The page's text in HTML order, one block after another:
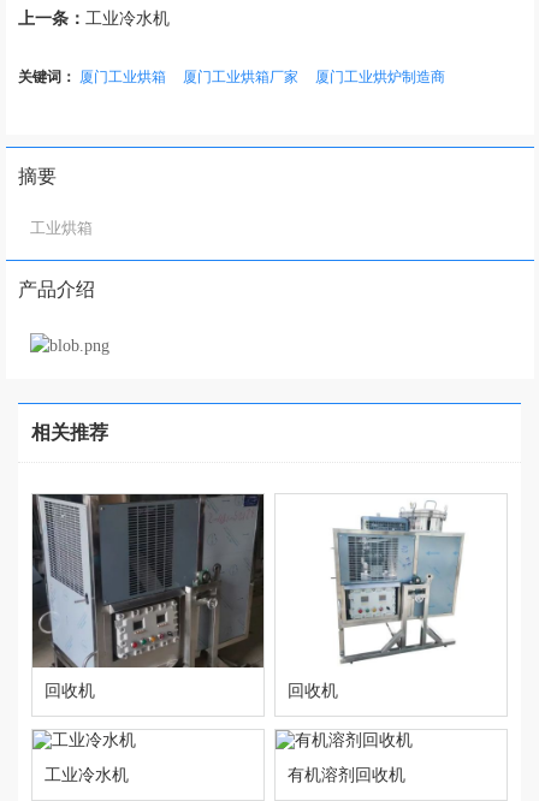
上一条：工业冷水机
关键词： 厦门工业烘箱 厦门工业烘箱厂家 厦门工业烘炉制造商
摘要
工业烘箱
产品介绍
相关推荐
回收机 回收机
工业冷水机 有机溶剂回收机